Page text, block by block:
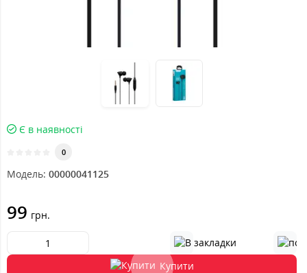
Є в наявності
0
Модель: 00000041125
99 грн.
Купити